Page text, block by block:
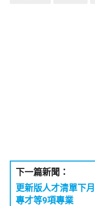
下一篇新聞：
更新版人才清單下
專才等9項專業